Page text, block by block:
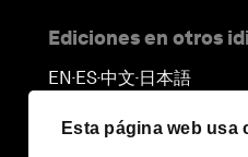
Esta página web usa
Ediciones en otros
EN ▪ES▪中文▪ 日本語